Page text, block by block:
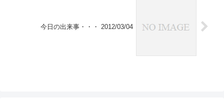
今日の出来事・・・ 2012/03/04